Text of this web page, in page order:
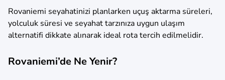
Rovaniemi seyahatinizi planlarken uçuş aktarma süreleri,
yolculuk süresi ve seyahat tarzınıza uygun ulaşım
alternatifi dikkate alınarak ideal rota tercih edilmelidir.
Rovaniemi’de Ne Yenir?